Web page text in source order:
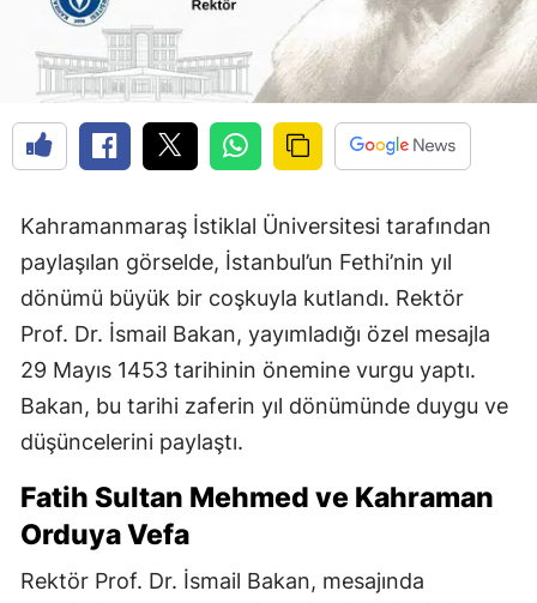
Kahramanmaraş İstiklal Üniversitesi tarafından
paylaşılan görselde, İstanbul’un Fethi’nin yıl
dönümü büyük bir coşkuyla kutlandı. Rektör
Prof. Dr. İsmail Bakan, yayımladığı özel mesajla
29 Mayıs 1453 tarihinin önemine vurgu yaptı.
Bakan, bu tarihi zaferin yıl dönümünde duygu ve
düşüncelerini paylaştı.
Fatih Sultan Mehmed ve Kahraman
Orduya Vefa
Rektör Prof. Dr. İsmail Bakan, mesajında